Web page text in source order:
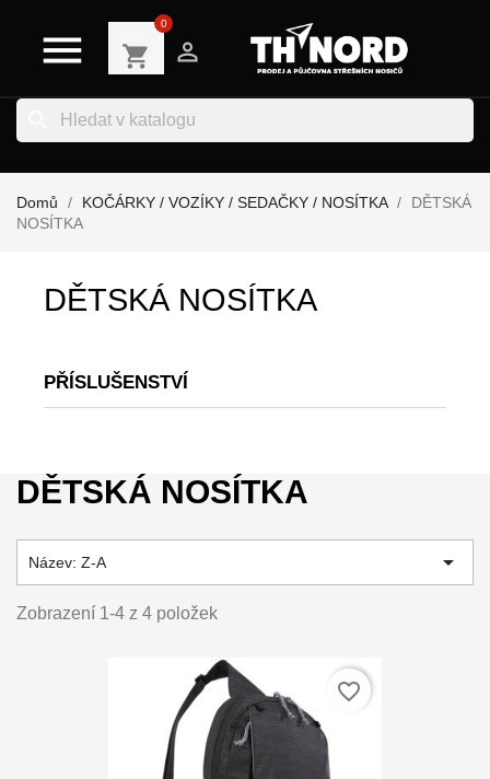
 shopping_cart
0

Domů KOČÁRKY / VOZÍKY / SEDAČKY / NOSÍTKA
DĚTSKÁ
NOSÍTKA
DĚTSKÁ NOSÍTKA
PŘÍSLUŠENSTVÍ
DĚTSKÁ NOSÍTKA
Název: Z-A 
Zobrazení 1-4 z 4 položek
favorite_border